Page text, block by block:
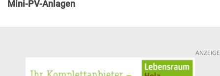
Mini-PV-Anlagen
ANZEIGE